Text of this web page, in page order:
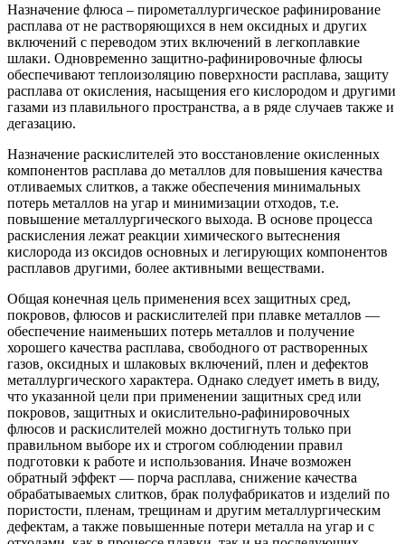
Назначение флюса – пирометаллургическое рафинирование
расплава от не растворяющихся в нем оксидных и других
включений с переводом этих включений в легкоплавкие
шлаки. Одновременно защитно-рафинировочные флюсы
обеспечивают теплоизоляцию поверхности расплава, защиту
расплава от окисления, насыщения его кислородом и другими
газами из плавильного пространства, а в ряде случаев также и
дегазацию.
Назначение раскислителей это восстановление окисленных
компонентов расплава до металлов для повышения качества
отливаемых слитков, а также обеспечения минимальных
потерь металлов на угар и минимизации отходов, т.е.
повышение металлургического выхода. В основе процесса
раскисления лежат реакции химического вытеснения
кислорода из оксидов основных и легирующих компонентов
расплавов другими, более активными веществами.
Общая конечная цель применения всех защитных сред,
покровов, флюсов и раскислителей при плавке металлов —
обеспечение наименьших потерь металлов и получение
хорошего качества расплава, свободного от растворенных
газов, оксидных и шлаковых включений, плен и дефектов
металлургического характера. Однако следует иметь в виду,
что указанной цели при применении защитных сред или
покровов, защитных и окислительно-рафинировочных
флюсов и раскислителей можно достигнуть только при
правильном выборе их и строгом соблюдении правил
подготовки к работе и использования. Иначе возможен
обратный эффект — порча расплава, снижение качества
обрабатываемых слитков, брак полуфабрикатов и изделий по
пористости, пленам, трещинам и другим металлургическим
дефектам, а также повышенные потери металла на угар и с